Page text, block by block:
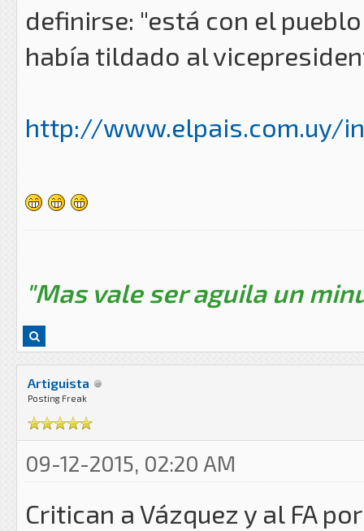
definirse: "está con el
había tildado al
http://www.elpais.com.uy/
"Mas vale ser aguila un
Artiguista
Posting Freak
09-12-2015, 02:20 AM
Critican a Vázquez y al FA